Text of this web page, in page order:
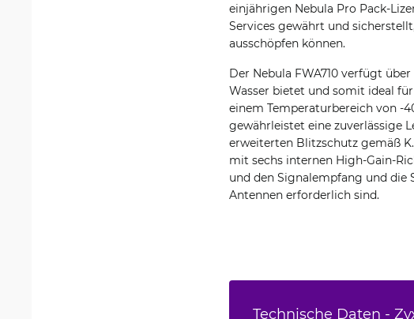
einjährigen Nebula Pro Pack-
Services gewährt und
ausschöpfen können.
Der Nebula FWA710 verfügt
Wasser bietet und somit ideal
einem Temperaturbereich von -
gewährleistet eine zuverlässige
erweiterten Blitzschutz gemäß
mit sechs internen High-Gain-
und den Signalempfang und die
Antennen erforderlich sind.
Technische Daten -